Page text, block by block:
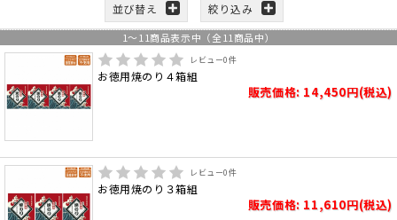
並び替え 絞り込み
1～ 11商品表示中（全 11商品中）
レビュー0件
お徳用焼のり４箱組
販売価格: 14,450円(税込)
レビュー0件
お徳用焼のり３箱組
販売価格: 11,610円(税込)